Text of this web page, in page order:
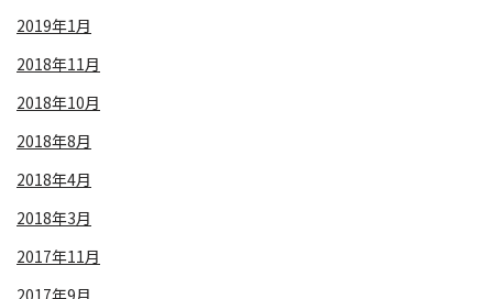
2019年1月
2018年11月
2018年10月
2018年8月
2018年4月
2018年3月
2017年11月